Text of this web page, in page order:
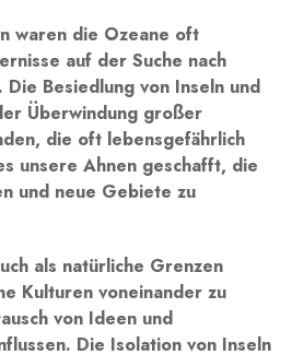
waren die ⁤Ozeane​ oft⁤
auf der Suche nach
Die Besiedlung von Inseln ​und
Überwindung großer
die ⁤oft lebensgefährlich
unsere⁤ Ahnen geschafft, die
und neue Gebiete ⁢zu
als ⁢natürliche Grenzen
Kulturen ⁣voneinander ​zu
von Ideen und
Die Isolation von ⁤Inseln